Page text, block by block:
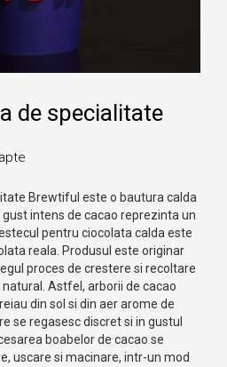
de specialitate
Brewtiful este o bautura calda
intens de cacao reprezinta un
pentru ciocolata calda este
reala. Produsul este originar
proces de crestere si recoltare
Astfel, arborii de cacao
din sol si din aer arome de
se regasesc discret si in gustul
boabelor de cacao se
uscare si macinare, intr-un mod